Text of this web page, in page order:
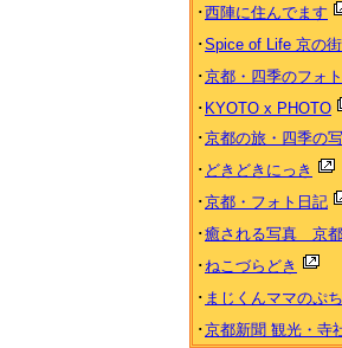
･西陣に住んでます
･Spice of Life 京の
･京都・四季のフォ
･ KYOTO x PHOTO
･京都の旅・四季の
･ どきどきにっき
･京都・フォト日記
･癒される写真 京
･ねこづらどき
･ まじくんママのぷ
･京都新聞 観光・寺